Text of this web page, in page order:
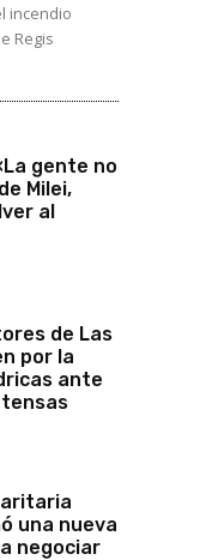
incendio
Regis
gente no
Milei,
al
de Las
por la
ante
una nueva
negociar